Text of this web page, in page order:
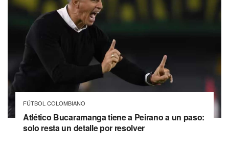
FÚTBOL COLOMBIANO
Atlético Bucaramanga tiene a Peirano a un paso:
solo resta un detalle por resolver